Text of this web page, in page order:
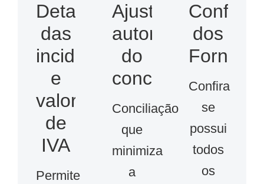
Detalhe
das
incidências
e
valores
de
IVA
Permite
Ajustes
automáticos
do
conciliador
Conciliação
que
minimiza
a
dos
Confira
se
possui
todos
os